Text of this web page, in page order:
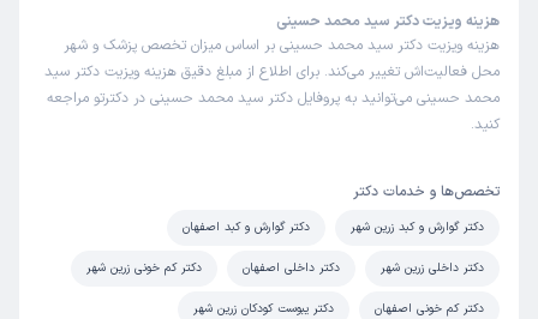
هزینه ویزیت دکتر سید محمد حسینی
هزینه ویزیت دکتر سید محمد حسینی بر اساس میزان تخصص پزشک و شهر
محل فعالیت‌اش تغییر می‌کند. برای اطلاع از مبلغ دقیق هزینه ویزیت دکتر سید
محمد حسینی می‌توانید به پروفایل دکتر سید محمد حسینی در دکترتو مراجعه
کنید.
تخصص‌ها و خدمات دکتر
دکتر گوارش و کبد زرین شهر دکتر گوارش و کبد اصفهان
دکتر داخلی زرین شهر دکتر داخلی اصفهان دکتر کم خونی زرین شهر
دکتر کم خونی اصفهان دکتر یبوست کودکان زرین شهر